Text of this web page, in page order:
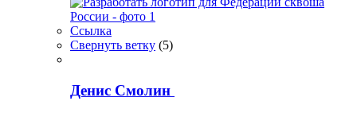
Ссылка
Свернуть ветку (5)
Денис Смолин